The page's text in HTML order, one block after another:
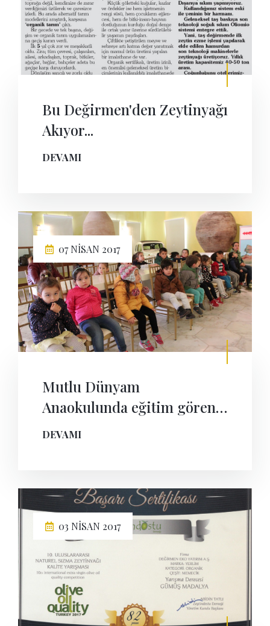
Bu Değirmen'den Zeytinyağı
Akıyor...
DEVAMI
07 NISAN 2017
Mutlu Dünyam
Anaokulunda eğitim gören
4-6 yaş arasındaki minik
DEVAMI
03 NISAN 2017